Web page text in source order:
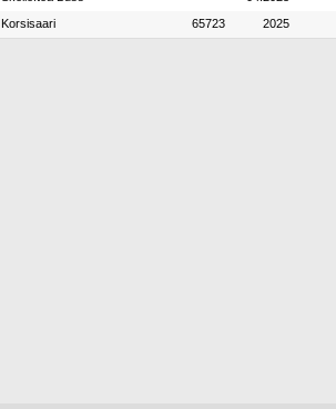
Korsisaari 65723 2025